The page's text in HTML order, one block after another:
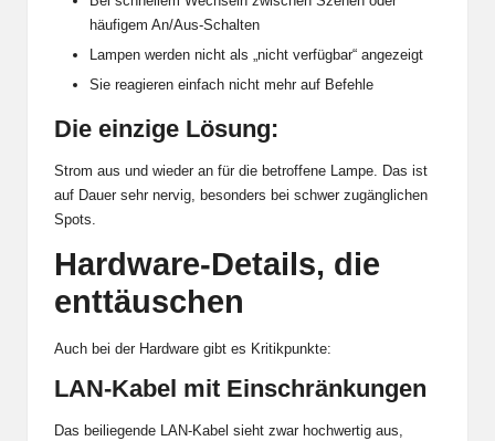
häufigem An/Aus-Schalten
Lampen werden nicht als „nicht verfügbar“ angezeigt
Sie reagieren einfach nicht mehr auf Befehle
Die einzige Lösung:
Strom aus und wieder an für die betroffene Lampe. Das ist
auf Dauer sehr nervig, besonders bei schwer zugänglichen
Spots.
Hardware-Details, die
enttäuschen
Auch bei der Hardware gibt es Kritikpunkte:
LAN-Kabel mit Einschränkungen
Das beiliegende LAN-Kabel sieht zwar hochwertig aus,